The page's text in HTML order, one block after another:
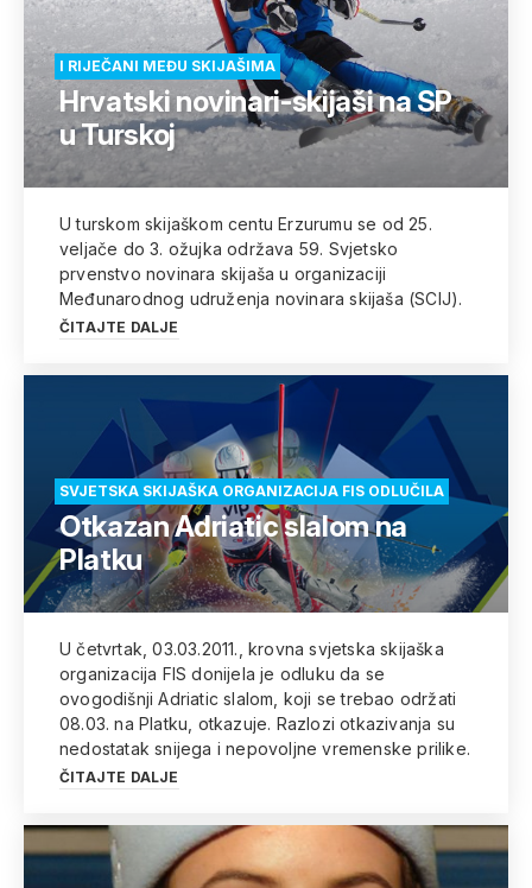
I RIJEČANI MEĐU SKIJAŠIMA
Hrvatski novinari-skijaši na SP
u Turskoj
U turskom skijaškom centu Erzurumu se od 25.
veljače do 3. ožujka održava 59. Svjetsko
prvenstvo novinara skijaša u organizaciji
Međunarodnog udruženja novinara skijaša (SCIJ).
ČITAJTE DALJE
SVJETSKA SKIJAŠKA ORGANIZACIJA FIS ODLUČILA
Otkazan Adriatic slalom na
Platku
U četvrtak, 03.03.2011., krovna svjetska skijaška
organizacija FIS donijela je odluku da se
ovogodišnji Adriatic slalom, koji se trebao održati
08.03. na Platku, otkazuje. Razlozi otkazivanja su
nedostatak snijega i nepovoljne vremenske prilike.
ČITAJTE DALJE